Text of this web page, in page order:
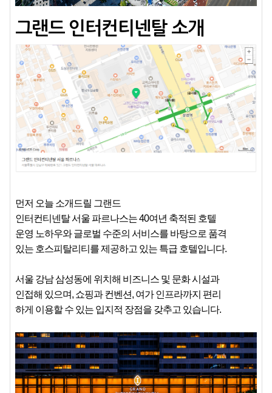
그랜드 인터컨티넨탈 소개
먼저 오늘 소개드릴 그랜드
인터컨티넨탈 서울 파르나스는 40여년 축적된 호텔
운영 노하우와 글로벌 수준의 서비스를 바탕으로 품격
있는 호스피탈리티를 제공하고 있는 특급 호텔입니다.
서울 강남 삼성동에 위치해 비즈니스 및 문화 시설과
인접해 있으며, 쇼핑과 컨벤션, 여가 인프라까지 편리
하게 이용할 수 있는 입지적 장점을 갖추고 있습니다.